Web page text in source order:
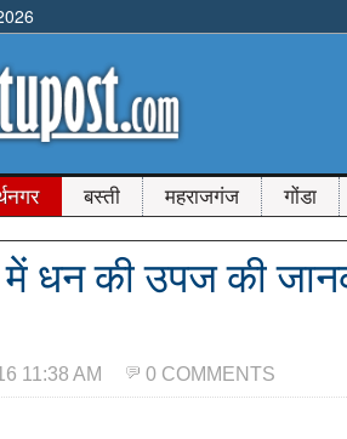
बस्ती महराजगंज गोंडा
धन की उपज की
11:38 AM 0 COMMENTS